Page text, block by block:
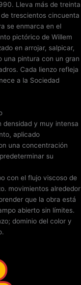
Lleva más de treinta
trescientos cincuenta
se enmarca en el
pictórico de Willem
en arrojar, salpicar,
una pintura con un gran
Cada lienzo refleja
a la Sociedad
densidad y muy intensa
aplicado
una concentración
su
con el flujo viscoso de
movimientos alrededor
que la obra está
abierto sin límites.
dominio del color y